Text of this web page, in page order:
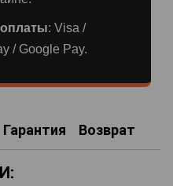
: Visa /
/ Google Pay.
Гарантия Возврат